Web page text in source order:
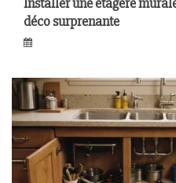
déco surprenante